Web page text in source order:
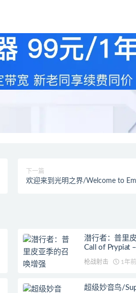
下一篇
欢迎来到光明之界/Welcome to
潜行者：普里
Call of Prypiat
枪战射击 1年前
超级妙音鸟/